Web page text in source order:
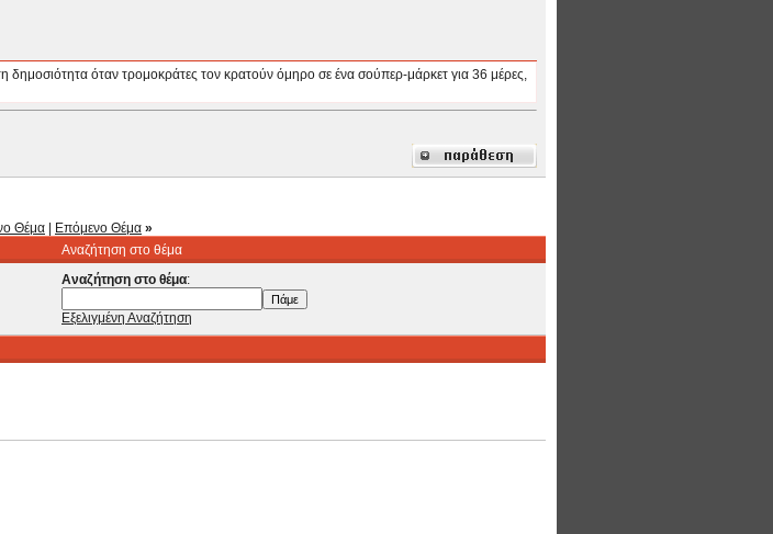
δημοσιότητα όταν τρομοκράτες τον κρατούν όμηρο σε ένα σούπερ-μάρκετ για 36 μέρες,
Θέμα Επόμενο Θέμα »
Αναζήτηση στο θέμα
Αναζήτηση στο θέμα:
Εξελιγμένη Αναζήτηση